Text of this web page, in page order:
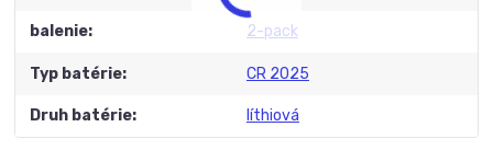
balenie 2-pack
Typ batérie CR 2025
Druh batérie líthiová